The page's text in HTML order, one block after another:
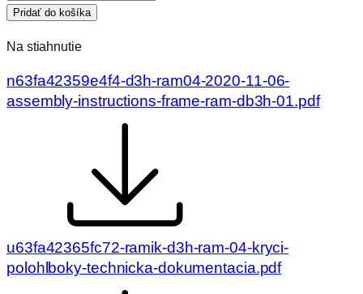
RÁMIK
RAM
04
krycí
polohlboký
Pridať do košíka
Na stiahnutie
n63fa42359e4f4-d3h-ram04-2020-11-06-
assembly-instructions-frame-ram-db3h-01.pdf
u63fa42365fc72-ramik-d3h-ram-04-kryci-
polohlboky-technicka-dokumentacia.pdf